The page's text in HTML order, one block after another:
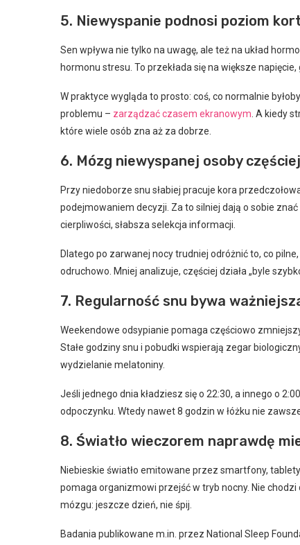
5. Niewyspanie podnosi poziom
Sen wpływa nie tylko na uwagę, ale też na układ
hormonu stresu. To przekłada się na większe
W praktyce wygląda to prosto: coś, co normalnie
problemu – zarządzać czasem ekranowym . A kiedy
które wiele osób zna aż za dobrze.
6. Mózg niewyspanej osoby
Przy niedoborze snu słabiej pracuje kora
podejmowaniem decyzji. Za to silniej dają o sobie
cierpliwości, słabsza selekcja informacji.
Dlatego po zarwanej nocy trudniej odróżnić to, co
odruchowo. Mniej analizuje, częściej działa „byle
7. Regularność snu bywa
Weekendowe odsypianie pomaga częściowo
Stałe godziny snu i pobudki wspierają zegar
wydzielanie melatoniny.
Jeśli jednego dnia kładziesz się o 22:30, a innego o
odpoczynku. Wtedy nawet 8 godzin w łóżku nie
8. Światło wieczorem naprawdę
Niebieskie światło emitowane przez smartfony,
pomaga organizmowi przejść w tryb nocny. Nie chodzi
mózgu: jeszcze dzień, nie śpij.
Badania publikowane m.in. przez National Sleep